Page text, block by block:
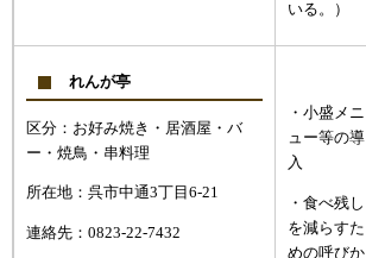
いる。）
れんが亭
区分：お好み焼き・居酒屋・バ
ー・焼鳥・串料理
所在地：呉市中通3丁目6-21
連絡先：0823-22-7432
・小盛メニ
ュー等の導
入
・食べ残し
を減らすた
めの呼びか